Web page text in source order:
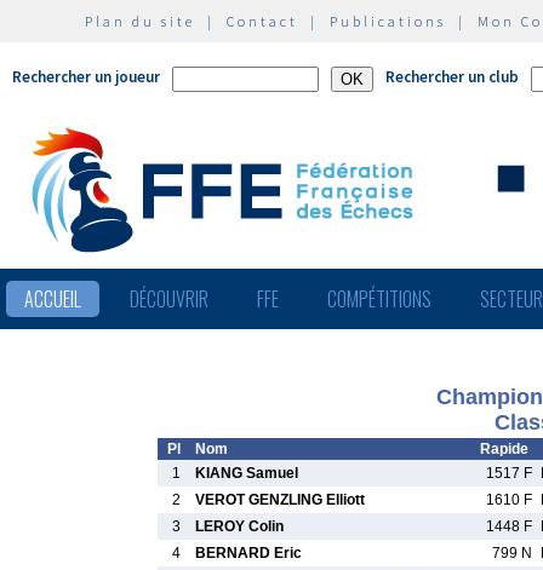
Plan du site | Contact | Publications | Mon
Rechercher un joueur Rechercher un club
ACCUEIL DÉCOUVRIR FFE COMPÉTITIONS
Pl Nom
Rapide
1
KIANG Samuel 1517 F
2
VEROT GENZLING Elliott 1610 F
3
LEROY Colin 1448 F
4
BERNARD Eric 799 N